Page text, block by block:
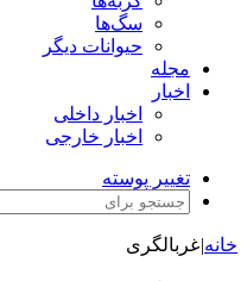
سگ‌ها
حیوانات دیگر
مجله
اخبار
اخبار داخلی
اخبار خارجی
تغییر پوسته
خانه|غربالگری